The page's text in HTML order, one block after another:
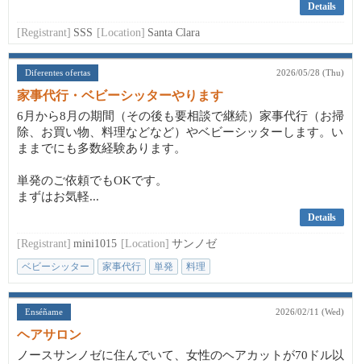
Details
[Registrant] SSS [Location] Santa Clara
Diferentes ofertas 2026/05/28 (Thu)
家事代行・ベビーシッターやります
6月から8月の期間（その後も要相談で継続）家事代行（お掃
除、お買い物、料理などなど）やベビーシッターします。い
ままでにも多数経験あります。
単発のご依頼でもOKです。
まずはお気軽...
Details
[Registrant] mini1015 [Location] サンノゼ
ベビーシッター 家事代行 単発 料理
Enséñame 2026/02/11 (Wed)
ヘアサロン
ノースサンノゼに住んでいて、女性のヘアカットが70ドル以